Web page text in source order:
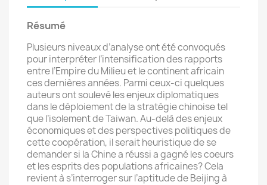
Résumé
Plusieurs niveaux d’analyse ont été convoqués
pour interpréter l’intensification des rapports
entre l’Empire du Milieu et le continent africain
ces dernières années. Parmi ceux-ci quelques
auteurs ont soulevé les enjeux diplomatiques
dans le déploiement de la stratégie chinoise tel
que l’isolement de Taiwan. Au-delà des enjeux
économiques et des perspectives politiques de
cette coopération, il serait heuristique de se
demander si la Chine a réussi a gagné les coeurs
et les esprits des populations africaines? Cela
revient à s’interroger sur l’aptitude de Beijing à